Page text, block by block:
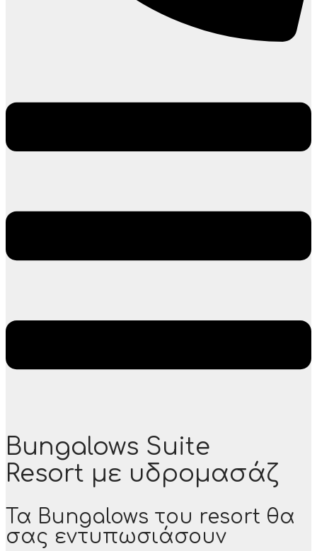
Bungalows Suite
Resort με υδρομασάζ
Τα Bungalows του resort θα
σας εντυπωσιάσουν